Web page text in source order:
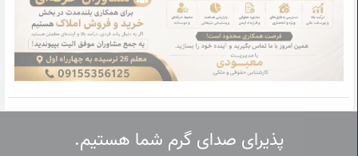
پذیرای صدای گرم شما هستیم.